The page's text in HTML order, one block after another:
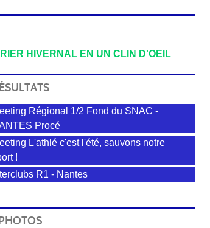
HIVERNAL EN UN CLIN D'OEIL
Régional 1/2 Fond du SNAC -
Procé
L'athlé c'est l'été, sauvons notre
!
R1 - Nantes